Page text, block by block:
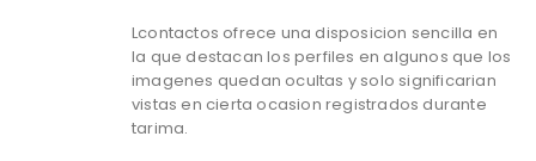
Lcontactos ofrece una disposicion sencilla en
la que destacan los perfiles en algunos que los
imagenes quedan ocultas y solo significarian
vistas en cierta ocasion registrados durante
tarima.